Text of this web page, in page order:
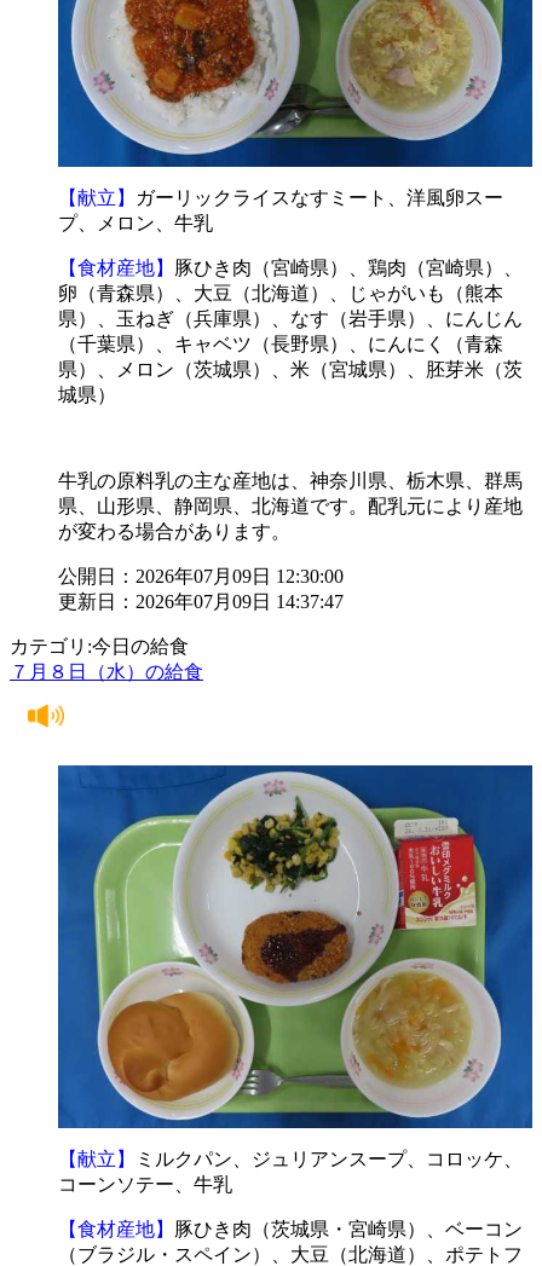
【献立】
ガーリックライスなすミート、洋風卵スー
プ、メロン、牛乳
【食材産地】 豚ひき肉（宮崎県）、鶏肉（宮崎県）、
卵（青森県）、大豆（北海道）、じゃがいも（熊本
県）、玉ねぎ（兵庫県）、なす（岩手県）、にんじん
（千葉県）、キャベツ（長野県）、にんにく（青森
県）、メロン（茨城県）、米（宮城県）、胚芽米（茨
城県）
牛乳の原料乳の主な産地は、神奈川県、栃木県、群馬
県、山形県、静岡県、北海道です。配乳元により産地
が変わる場合があります。
公開日：2026年07月09日 12:30:00
更新日：2026年07月09日 14:37:47
カテゴリ:今日の給食
７月８日（水）の給食
【献立】
ミルクパン、ジュリアンスープ、コロッケ、
コーンソテー、牛乳
【食材産地】 豚ひき肉（茨城県・宮崎県）、ベーコン
（ブラジル・スペイン）、大豆（北海道）、ポテトフ